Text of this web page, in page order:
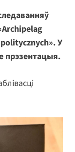
У
прэзентацыя.